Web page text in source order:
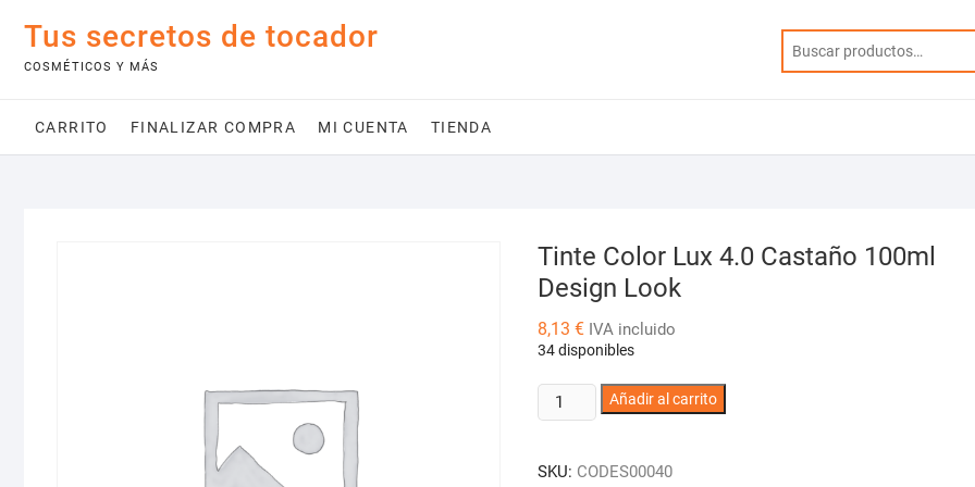
contenido
Tus secretos de tocador
COSMÉTICOS Y MÁS
CARRITO FINALIZAR COMPRA MI CUENTA TIENDA
Tinte Color Lux 4.0 Castaño 100ml
Design Look
8,13 € IVA incluido
34 disponibles
Tinte
Color
4.0
Añadir al carrito
SKU: CODES00040